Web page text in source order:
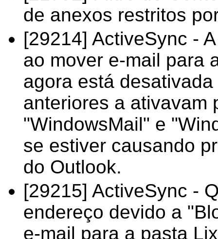
de anexos restritos
[29214] ActiveSync -
ao mover e-mail para
agora está
anteriores a ativavam
"WindowsMail" e
se estiver causando
do Outlook.
[29215] ActiveSync -
endereço devido a
e-mail para a pasta